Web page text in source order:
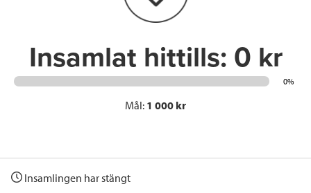
n
Insamlat hittills: 0 kr
0%
Mål: 1 000 kr
Insamlingen har stängt